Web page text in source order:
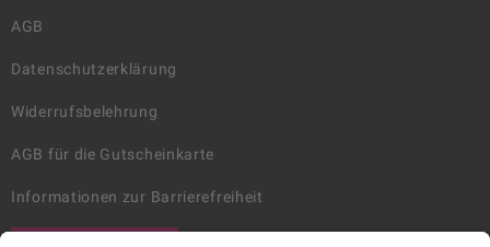
AGB
Datenschutzerklärung
Widerrufsbelehrung
AGB für die Gutscheinkarte
Informationen zur Barrierefreiheit